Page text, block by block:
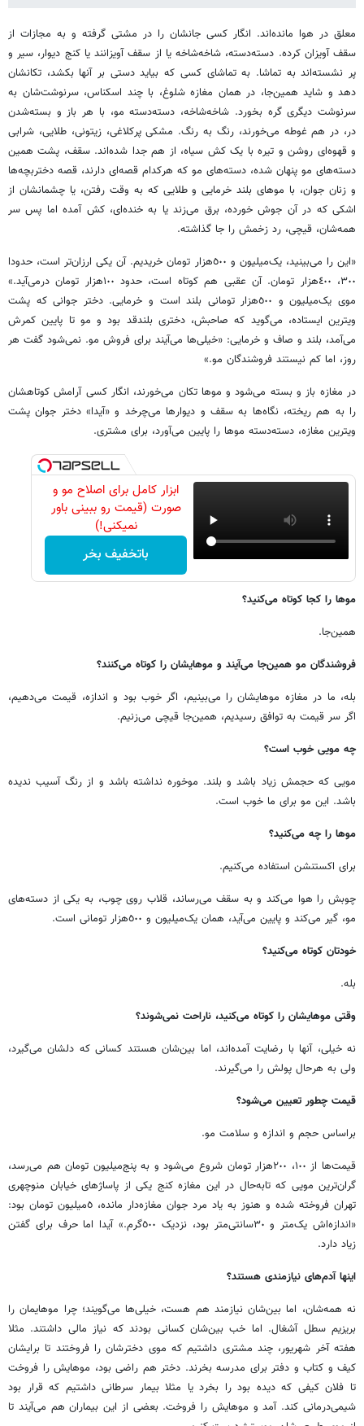
معلق در هوا مانده‌اند. انگار کسی جانشان را در مشتی گرفته و به مجازات از
سقف آویزان کرده. دسته‌دسته، شاخه‌شاخه یا از سقف آویزانند یا کنج دیوار، سیر و
پر نشسته‌اند به تماشا. به تماشای کسی که بیاید دستی بر آنها بکشد، تکانشان
دهد و شاید همین‌جا، در همان مغازه شلوغ، با چند اسکناس، سرنوشت‌شان به
سرنوشت دیگری گره بخورد. شاخه‌شاخه، دسته‌دسته مو، با هر باز و بسته‌شدن
در، در هم غوطه می‌خورند، رنگ به رنگ. مشکی پرکلاغی، زیتونی، طلایی، شرابی
و قهوه‌ای روشن و تیره با یک کش سیاه، از هم جدا شده‌اند. سقف، پشت همین
دسته‌های مو پنهان شده، دسته‌های مو که هرکدام قصه‌ای دارند، قصه دختربچه‌ها
و زنان جوان، با موهای بلند خرمایی و طلایی که به وقت رفتن، یا چشمانشان از
اشکی که در آن جوش خورده، برق می‌زند یا به خنده‌ای، کش آمده اما پس سر
همه‌شان، قیچی، رد زخمش را جا گذاشته.
«این را می‌بینید، یک‌میلیون و ٥٠٠‌هزار تومان خریدیم. آن یکی ارزان‌تر است، حدودا
٣٠٠، ٤٠٠‌هزار تومان. آن عقبی هم کوتاه است، حدود ١٠٠‌هزار تومان درمی‌آید.»
موی یک‌میلیون و ٥٠٠‌هزار تومانی بلند است و خرمایی. دختر جوانی که پشت
ویترین ایستاده، می‌گوید که صاحبش، دختری بلندقد بود و مو تا پایین کمرش
می‌آمد، بلند و صاف و خرمایی: «خیلی‌ها می‌آیند برای فروش مو. نمی‌شود گفت هر
روز، اما کم نیستند فروشندگان مو.»
در مغازه باز و بسته می‌شود و موها تکان می‌خورند، انگار کسی آرامش کوتاهشان
را به هم ریخته، نگاه‌ها به سقف و دیوارها می‌چرخد و «آیدا» دختر جوان پشت
ویترین مغازه، دسته‌دسته موها را پایین می‌آورد، برای مشتری.
ابزار کامل برای اصلاح مو و
صورت (قیمت رو ببینی باور
نمیکنی!)
باتخفیف بخر
موها را کجا کوتاه می‌کنید؟
همین‌جا.
فروشندگان مو همین‌جا می‌آیند و موهایشان را کوتاه می‌کنند؟
بله، ما در مغازه موهایشان را می‌بینیم، اگر خوب بود و اندازه، قیمت می‌دهیم،
اگر سر قیمت به توافق رسیدیم، همین‌جا قیچی می‌زنیم.
چه مویی خوب است؟
مویی که حجمش زیاد باشد و بلند. موخوره نداشته باشد و از رنگ آسیب ندیده
باشد. این مو برای ما خوب است.
موها را چه می‌کنید؟
برای اکستنشن استفاده می‌کنیم.
چوبش را هوا می‌کند و به سقف می‌رساند، قلاب روی چوب، به یکی از دسته‌های
مو، گیر می‌کند و پایین می‌آید، همان یک‌میلیون و ٥٠٠‌هزار تومانی است.
خودتان کوتاه می‌کنید؟
بله.
وقتی موهایشان را کوتاه می‌کنید، ناراحت نمی‌شوند؟
نه خیلی، آنها با رضایت آمده‌اند، اما بین‌شان هستند کسانی که دلشان می‌گیرد،
ولی به‌ هرحال پولش را می‌گیرند.
قیمت چطور تعیین می‌شود؟
براساس حجم و اندازه و سلامت مو.
قیمت‌ها از ١٠٠، ٢٠٠‌هزار تومان شروع می‌شود و به پنج‌میلیون تومان هم می‌رسد،
گران‌ترین مویی که تابه‌حال در این مغازه کنج یکی از پاساژهای خیابان منوچهری
تهران فروخته شده و هنوز به یاد مرد جوان مغازه‌دار مانده، ٥‌میلیون تومان بود:
«اندازه‌اش یک‌متر و ٣٠‌سانتی‌متر بود، نزدیک ٥٠٠گرم.» آیدا اما حرف برای گفتن
زیاد دارد.
اینها آدم‌های نیازمندی هستند؟
نه همه‌شان، اما بین‌شان نیازمند هم هست، خیلی‌ها می‌گویند؛ چرا موهایمان را
بریزیم سطل آشغال. اما خب بین‌شان کسانی بودند که نیاز مالی داشتند. مثلا
هفته آخر شهریور، چند مشتری داشتیم که موی دخترشان را فروختند تا برایشان
کیف و کتاب و دفتر برای مدرسه بخرند. دختر هم راضی بود، موهایش را فروخت
تا فلان کیفی که دیده بود را بخرد یا مثلا بیمار سرطانی داشتیم که قرار بود
شیمی‌درمانی کند. آمد و موهایش را فروخت. بعضی از این بیماران هم می‌آیند تا